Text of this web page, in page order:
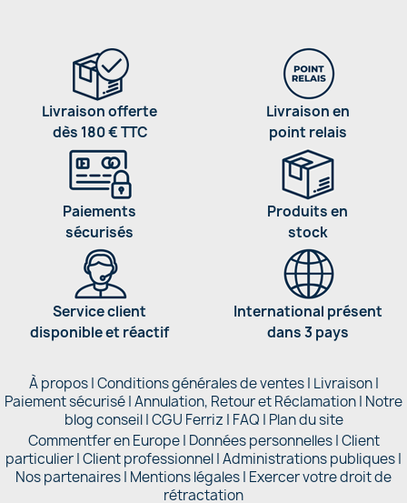
Livraison offerte
dès 180 € TTC
Livraison en
point relais
Paiements
sécurisés
Produits en
stock
Service client
disponible et réactif
International présent
dans 3 pays
À propos|Conditions générales de ventes| Livraison|
Paiement sécurisé|Annulation, Retour et Réclamation| Notre
blog conseil|CGU Ferriz | FAQ | Plan du site
Commentfer en Europe| Données personnelles|Client
particulier|Client professionnel|Administrations publiques|
Nos partenaires | Mentions légales| Exercer votre droit de
rétractation